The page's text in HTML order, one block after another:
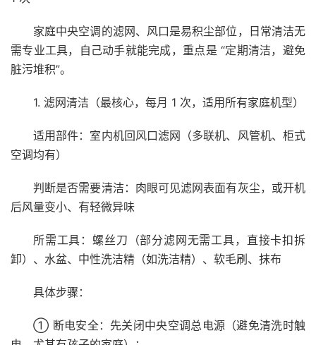
家庭中央空调的滤网、风口是易积尘部位，日常清洁无
需专业工具，自己动手就能完成，重点是 “定期清洁，避免
脏污堆积”。
1. 滤网清洁（最核心，每月 1 次，适用所有家庭机型）
适用部件：室内机回风口滤网（多联机、风管机、柜式
空调均有）
判断是否需要清洁：肉眼可见滤网表面有灰尘，或开机
后风量变小、有轻微异味
所需工具：螺丝刀（部分滤网无需工具，直接卡扣拆
卸）、水盆、中性洗洁精（如洗洁精）、软毛刷、抹布
具体步骤：
① 断电安全：先关闭中央空调总电源（避免清洗时触